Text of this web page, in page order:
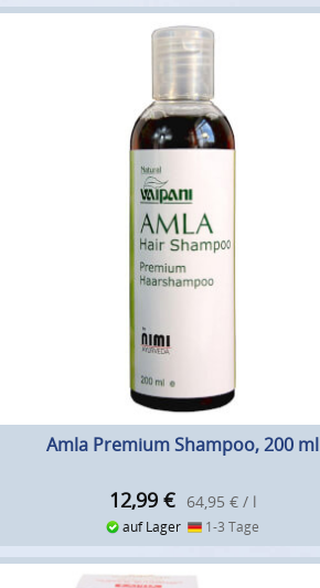
Amla Premium Shampoo, 200 ml
12,99 € 64,95 € / l
auf Lager 1-3 Tage